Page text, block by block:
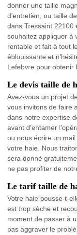
donner une taille
d’entretien, ou taille
dans Tressaint 22100
souhaitez appliquer à
rentable et fait à tout
éblouissante et
Lefebvre pour obtenir
Le devis taille de
Avez-vous un projet
vous invitons de faire
dans notre expertise
avant d’entamer
ou nous écrire un
votre haie. Nous
sera donné
ne pas profiter de
Le tarif taille de
Votre haie pousse-t-
est trop sèche et
moment de passer à
pas aggraver le